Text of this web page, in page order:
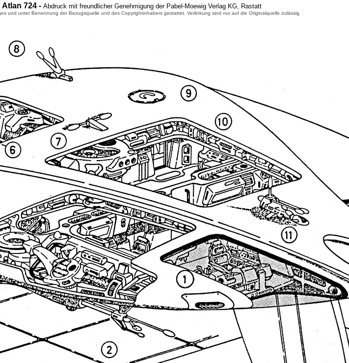
724 - Abdruck mit freundlicher Genehmigung der Pabel-Moewig Verlag KG, Rastatt
und unter Benennung der Bezugsquelle und des Copyrightinhabers gestattet. Verlinkung sind nur auf die Originalquelle zulässig.